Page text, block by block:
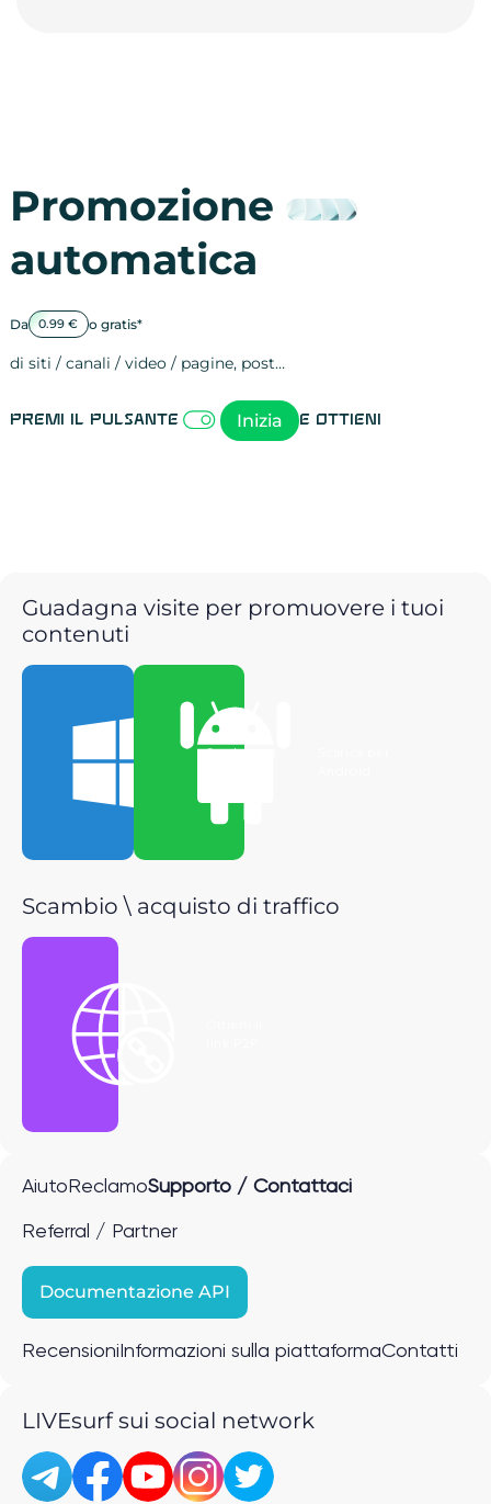
Promozione
automatica
Da 0.99 € o gratis*
di siti / canali / video / pagine, post…
Premi il pulsante Inizia e ottieni
Guadagna visite per promuovere i tuoi
contenuti
Scarica per
Scambio \ acquisto di traffico
Aiuto ReclamoSupporto / Contattaci
Referral / Partner
Documentazione API
Recensioni Informazioni sulla piattaformaContatti
LIVEsurf sui social network